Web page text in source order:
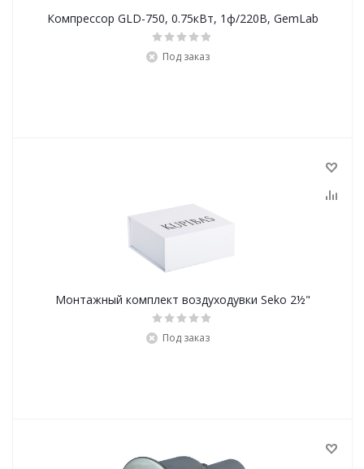
Компрессор GLD-750, 0.75кВт, 1ф/220В, GemLab
Под заказ
Монтажный комплект воздуходувки Seko 2½"
Под заказ